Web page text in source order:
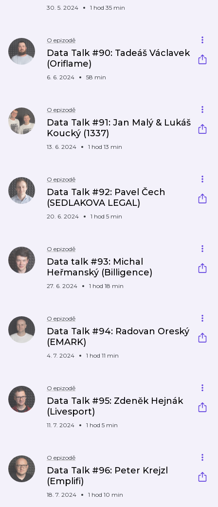
30. 5. 2024 1 hod 35 min
O epizodě
Data Talk #90: Tadeáš Václavek
(Oriflame)
6. 6. 2024 58 min
O epizodě
Data Talk #91: Jan Malý & Lukáš
Koucký (1337)
13. 6. 2024 1 hod 13 min
O epizodě
Data Talk #92: Pavel Čech
(SEDLAKOVA LEGAL)
20. 6. 2024 1 hod 5 min
O epizodě
Data talk #93: Michal
Heřmanský (Billigence)
27. 6. 2024 1 hod 18 min
O epizodě
Data Talk #94: Radovan Oreský
(EMARK)
4. 7. 2024 1 hod 11 min
O epizodě
Data Talk #95: Zdeněk Hejnák
(Livesport)
11. 7. 2024 1 hod 5 min
O epizodě
Data Talk #96: Peter Krejzl
(Emplifi)
18. 7. 2024 1 hod 10 min